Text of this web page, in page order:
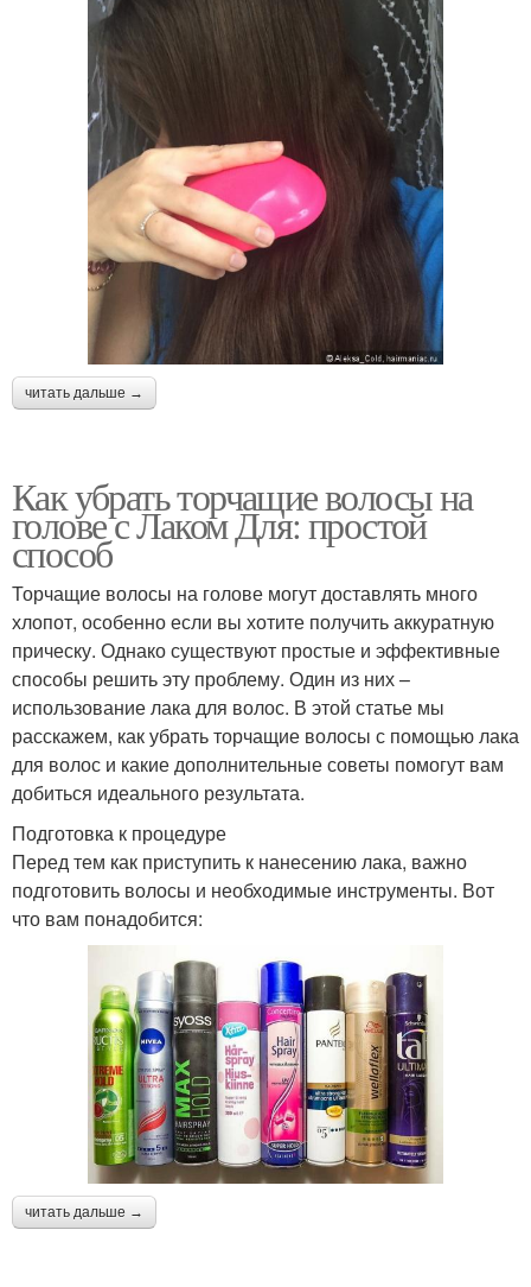
читать дальше →
Как убрать торчащие волосы на
голове с Лаком Для: простой
способ
Торчащие волосы на голове могут доставлять много
хлопот, особенно если вы хотите получить аккуратную
прическу. Однако существуют простые и эффективные
способы решить эту проблему. Один из них –
использование лака для волос. В этой статье мы
расскажем, как убрать торчащие волосы с помощью лака
для волос и какие дополнительные советы помогут вам
добиться идеального результата.
Подготовка к процедуре
Перед тем как приступить к нанесению лака, важно
подготовить волосы и необходимые инструменты. Вот
что вам понадобится:
читать дальше →